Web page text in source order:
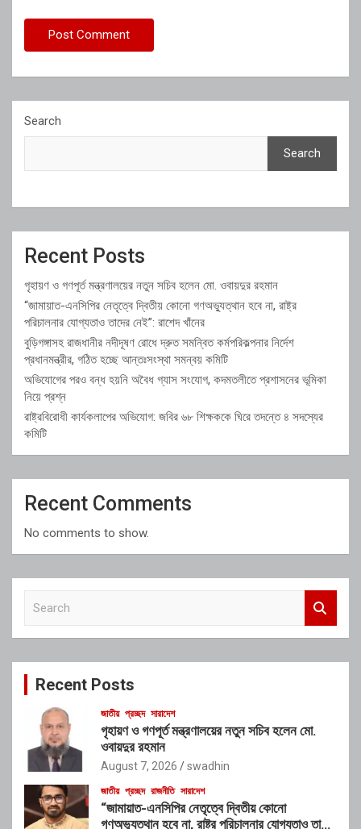
Search
Search
Recent Posts
গৃহায়ণ ও গণপূর্ত মন্ত্রণালয়ের নতুন সচিব হলেন মো. ওবায়দুর রহমান
“জামায়াত-এনসিপির নেতৃত্বে দ্বিতীয় কোনো গণঅভ্যুত্থান হবে না, রাষ্ট্র
পরিচালনার যোগ্যতাও তাদের নেই”: রাশেদ খাঁনের
বুড়িগঙ্গাসহ রাজধানীর নদীদূষণ রোধে দ্রুত সমন্বিত কর্মপরিকল্পনার নির্দেশ
প্রধানমন্ত্রীর, গঠিত হচ্ছে আন্তঃসংস্থা সমন্বয় কমিটি
অভিযোগের পরও বন্ধ হয়নি অবৈধ গ্যাস সংযোগ, কদমতলীতে প্রশাসনের ভূমিকা
নিয়ে প্রশ্ন
রাষ্ট্রবিরোধী কার্যকলাপের অভিযোগ: জবির ৬৮ শিক্ষককে ঘিরে তদন্তে ৪ সদস্যের
কমিটি
Recent Comments
No comments to show.
c
Recent Posts
জাতীয় প্রচ্ছদ সারাদেশ
গৃহায়ণ ও গণপূর্ত মন্ত্রণালয়ের নতুন সচিব হলেন মো.
ওবায়দুর রহমান
August 7, 2026 swadhin
জাতীয় প্রচ্ছদ রাজনীতি সারাদেশ
“জামায়াত-এনসিপির নেতৃত্বে দ্বিতীয় কোনো
গণঅভ্যুত্থান হবে না, রাষ্ট্র পরিচালনার যোগ্যতাও তাদের